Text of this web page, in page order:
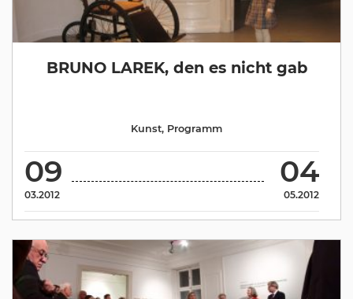
BRUNO LAREK, den es nicht gab
09
03.2012
04
05.2012
Kunst, Programm